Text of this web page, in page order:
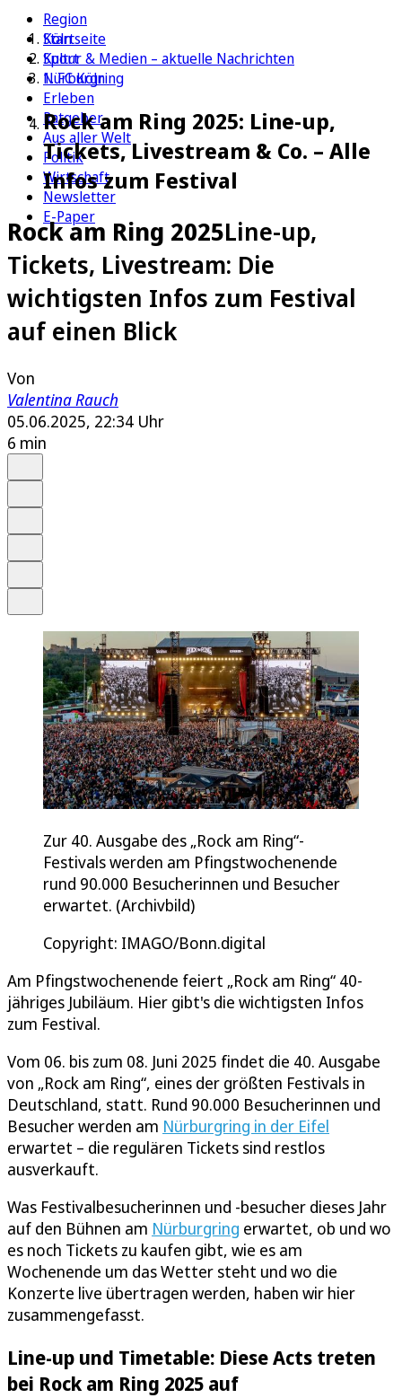
Region
Köln
Sport
1. FC Köln
Erleben
Ratgeber
Aus aller Welt
Politik
Wirtschaft
Newsletter
E-Paper
Startseite
Kultur & Medien – aktuelle Nachrichten
Nürburgring
Rock am Ring 2025: Line-up,
Tickets, Livestream & Co. – Alle
Infos zum Festival
Rock am Ring 2025Line-up,
Tickets, Livestream: Die
wichtigsten Infos zum Festival
auf einen Blick
Von
Valentina Rauch
05.06.2025, 22:34 Uhr
6 min
Zur 40. Ausgabe des „Rock am Ring“-
Festivals werden am Pfingstwochenende
rund 90.000 Besucherinnen und Besucher
erwartet. (Archivbild)
Copyright: IMAGO/Bonn.digital
Am Pfingstwochenende feiert „Rock am Ring“ 40-
jähriges Jubiläum. Hier gibt's die wichtigsten Infos
zum Festival.
Vom 06. bis zum 08. Juni 2025 findet die 40. Ausgabe
von „Rock am Ring“, eines der größten Festivals in
Deutschland, statt. Rund 90.000 Besucherinnen und
Besucher werden am Nürburgring in der Eifel
erwartet – die regulären Tickets sind restlos
ausverkauft.
Was Festivalbesucherinnen und -besucher dieses Jahr
auf den Bühnen am Nürburgring erwartet, ob und wo
es noch Tickets zu kaufen gibt, wie es am
Wochenende um das Wetter steht und wo die
Konzerte live übertragen werden, haben wir hier
zusammengefasst.
Line-up und Timetable: Diese Acts treten
bei Rock am Ring 2025 auf